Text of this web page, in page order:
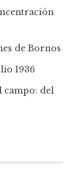
de Bornos
1936
campo: del